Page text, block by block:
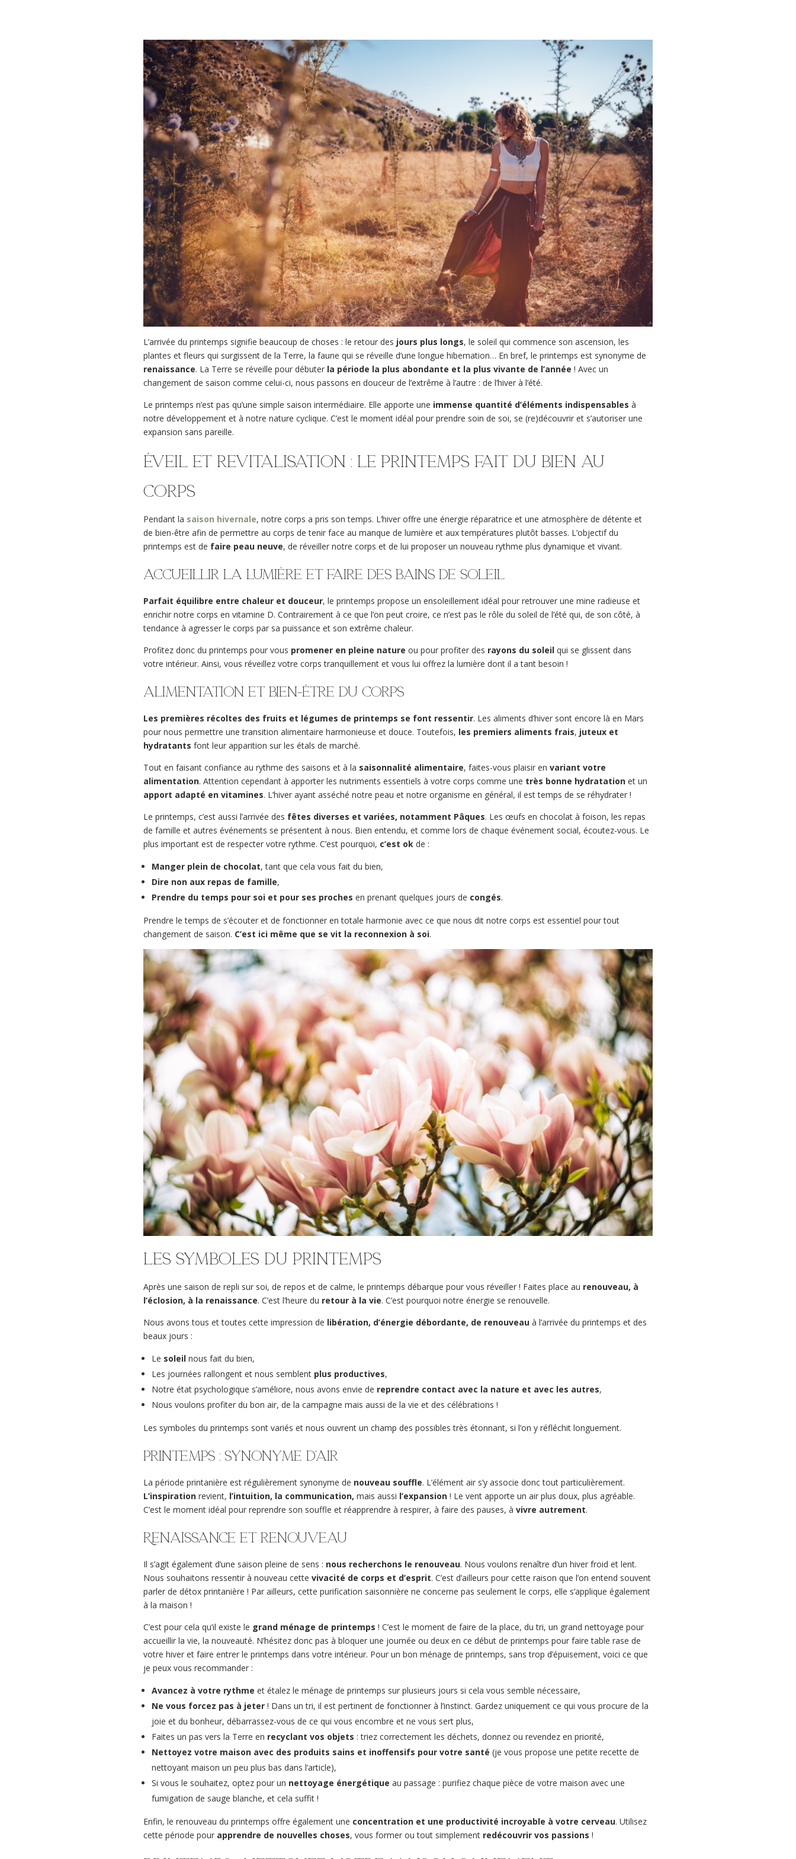
L’arrivée du printemps signifie beaucoup de choses : le retour des jours plus longs, le soleil qui commence son ascension, les
plantes et fleurs qui surgissent de la Terre, la faune qui se réveille d’une longue hibernation… En bref, le printemps est synonyme de
renaissance. La Terre se réveille pour débuter la période la plus abondante et la plus vivante de l’année ! Avec un
changement de saison comme celui-ci, nous passons en douceur de l’extrême à l’autre : de l’hiver à l’été.
Le printemps n’est pas qu’une simple saison intermédiaire. Elle apporte une immense quantité d’éléments indispensables à
notre développement et à notre nature cyclique. C’est le moment idéal pour prendre soin de soi, se (re)découvrir et s’autoriser une
expansion sans pareille.
Éveil et revitalisation : le printemps fait du bien au
corps
Pendant la saison hivernale, notre corps a pris son temps. L’hiver offre une énergie réparatrice et une atmosphère de détente et
de bien-être afin de permettre au corps de tenir face au manque de lumière et aux températures plutôt basses. L’objectif du
printemps est de faire peau neuve, de réveiller notre corps et de lui proposer un nouveau rythme plus dynamique et vivant.
Accueillir la lumière et faire des bains de soleil
Parfait équilibre entre chaleur et douceur, le printemps propose un ensoleillement idéal pour retrouver une mine radieuse et
enrichir notre corps en vitamine D. Contrairement à ce que l’on peut croire, ce n’est pas le rôle du soleil de l’été qui, de son côté, à
tendance à agresser le corps par sa puissance et son extrême chaleur.
Profitez donc du printemps pour vous promener en pleine nature ou pour profiter des rayons du soleilqui se glissent dans
votre intérieur. Ainsi, vous réveillez votre corps tranquillement et vous lui offrez la lumière dont il a tant besoin !
Alimentation et bien-être du corps
Les premières récoltes des fruits et légumes de printemps se font ressentir. Les aliments d’hiver sont encore là en Mars
pour nous permettre une transition alimentaire harmonieuse et douce. Toutefois, les premiers aliments frais, juteux et
hydratants font leur apparition sur les étals de marché.
Tout en faisant confiance au rythme des saisons et à la saisonnalité alimentaire, faites-vous plaisir en variant votre
alimentation. Attention cependant à apporter les nutriments essentiels à votre corps comme une très bonne hydratationet un
apport adapté en vitamines. L’hiver ayant asséché notre peau et notre organisme en général, il est temps de se réhydrater !
Le printemps, c’est aussi l’arrivée des fêtes diverses et variées, notamment Pâques. Les œufs en chocolat à foison, les repas
de famille et autres événements se présentent à nous. Bien entendu, et comme lors de chaque événement social, écoutez-vous. Le
plus important est de respecter votre rythme. C’est pourquoi, c’est okde :
Manger plein de chocolat, tant que cela vous fait du bien,
Dire non aux repas de famille,
Prendre du temps pour soi et pour ses proches en prenant quelques jours de congés.
Prendre le temps de s’écouter et de fonctionner en totale harmonie avec ce que nous dit notre corps est essentiel pour tout
changement de saison. C’est ici même que se vit la reconnexion à soi.
Les symboles du printemps
Après une saison de repli sur soi, de repos et de calme, le printemps débarque pour vous réveiller ! Faites place au renouveau, à
l’éclosion, à la renaissance. C’est l’heure du retour à la vie. C’est pourquoi notre énergie se renouvelle.
Nous avons tous et toutes cette impression de libération, d’énergie débordante, de renouveauà l’arrivée du printemps et des
beaux jours :
Le soleilnous fait du bien,
Les journées rallongent et nous semblent plus productives,
Notre état psychologique s’améliore, nous avons envie de reprendre contact avec la nature et avec les autres,
Nous voulons profiter du bon air, de la campagne mais aussi de la vie et des célébrations !
Les symboles du printemps sont variés et nous ouvrent un champ des possibles très étonnant, si l’on y réfléchit longuement.
Printemps : synonyme d’air
La période printanière est régulièrement synonyme de nouveau souffle. L’élément air s’y associe donc tout particulièrement.
L’inspirationrevient, l’intuition, la communication, mais aussi l’expansion! Le vent apporte un air plus doux, plus agréable.
C’est le moment idéal pour reprendre son souffle et réapprendre à respirer, à faire des pauses, à vivre autrement.
Renaissance et renouveau
Il s’agit également d’une saison pleine de sens : nous recherchons le renouveau. Nous voulons renaître d’un hiver froid et lent.
Nous souhaitons ressentir à nouveau cette vivacité de corps et d’esprit. C’est d’ailleurs pour cette raison que l’on entend souvent
parler de détox printanière ! Par ailleurs, cette purification saisonnière ne concerne pas seulement le corps, elle s’applique également
à la maison !
C’est pour cela qu’il existe le grand ménage de printemps ! C’est le moment de faire de la place, du tri, un grand nettoyage pour
accueillir la vie, la nouveauté. N’hésitez donc pas à bloquer une journée ou deux en ce début de printemps pour faire table rase de
votre hiver et faire entrer le printemps dans votre intérieur. Pour un bon ménage de printemps, sans trop d’épuisement, voici ce que
je peux vous recommander :
Avancez à votre rythme et étalez le ménage de printemps sur plusieurs jours si cela vous semble nécessaire,
Ne vous forcez pas à jeter! Dans un tri, il est pertinent de fonctionner à l’instinct. Gardez uniquement ce qui vous procure de la
joie et du bonheur, débarrassez-vous de ce qui vous encombre et ne vous sert plus,
Faites un pas vers la Terre en recyclant vos objets : triez correctement les déchets, donnez ou revendez en priorité,
Nettoyez votre maison avec des produits sains et inoffensifs pour votre santé (je vous propose une petite recette de
nettoyant maison un peu plus bas dans l’article),
Si vous le souhaitez, optez pour un nettoyage énergétique au passage : purifiez chaque pièce de votre maison avec une
fumigation de sauge blanche, et cela suffit !
Enfin, le renouveau du printemps offre également une concentration et une productivité incroyable à votre cerveau. Utilisez
cette période pour apprendre de nouvelles choses, vous former ou tout simplement redécouvrir vos passions !